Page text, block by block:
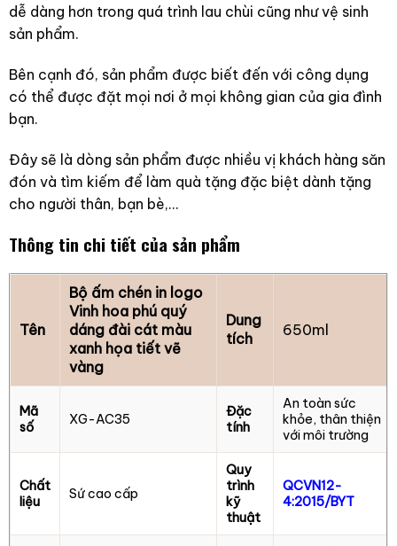
dễ dàng hơn trong quá trình lau chùi cũng như vệ sinh
sản phẩm.
Bên cạnh đó, sản phẩm được biết đến với công dụng
có thể được đặt mọi nơi ở mọi không gian của gia đình
bạn.
Đây sẽ là dòng sản phẩm được nhiều vị khách hàng săn
đón và tìm kiếm để làm quà tặng đặc biệt dành tặng
cho người thân, bạn bè,…
Thông tin chi tiết của sản phẩm
Tên
Bộ ấm chén in logo
Vinh hoa phú quý
dáng đài cát màu
xanh họa tiết vẽ
vàng
Dung
tích
650ml
Mã
số
XG-AC35
Đặc
tính
An toàn sức
khỏe, thân thiện
với môi trường
Chất
liệu
Sứ cao cấp
Quy
trình
kỹ
thuật
QCVN12-
4:2015/BYT